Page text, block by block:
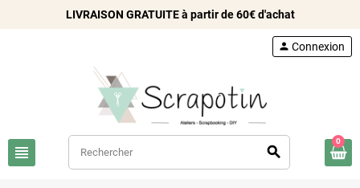
LIVRAISON GRATUITE à partir de 60€ d'achat
view_headline search
person Connexion
0